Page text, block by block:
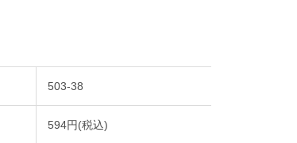
503-38
594円(税込)